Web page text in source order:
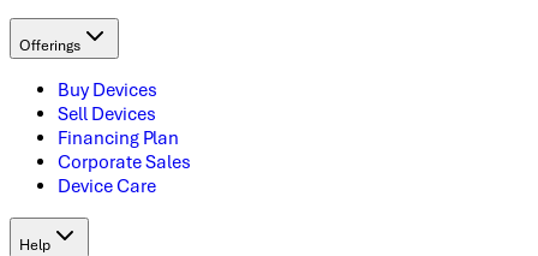
Offerings
Buy Devices
Sell Devices
Financing Plan
Corporate Sales
Device Care
Help